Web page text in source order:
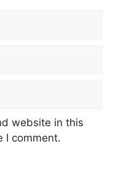
website in this
I comment.